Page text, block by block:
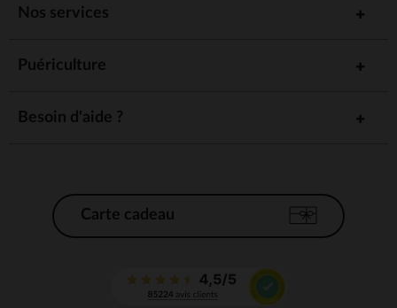
Nos services
Puériculture
Besoin d'aide ?
Carte cadeau